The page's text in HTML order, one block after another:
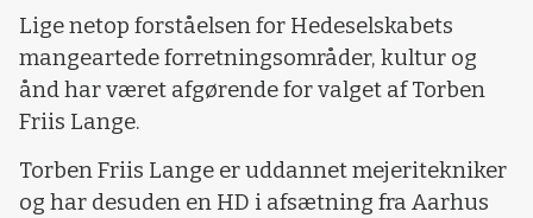
Lige netop forståelsen for Hedeselskabets
mangeartede forretningsområder, kultur og
ånd har været afgørende for valget af Torben
Friis Lange.
Torben Friis Lange er uddannet mejeritekniker
og har desuden en HD i afsætning fra Aarhus